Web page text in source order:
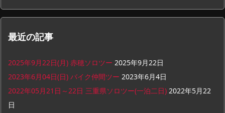
最近の記事
2025年9月22日(月) 赤穂ソロツー 2025年9月22日
2023年6月04日(日) バイク仲間ツー 2023年6月4日
2022年05月21日～22日 三重県ソロツー(一泊二日) 2022年5月22
日